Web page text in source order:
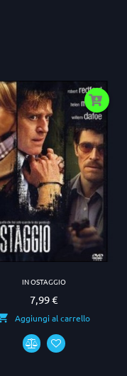
IN OSTAGGIO
Prezzo
7,99 €
Aggiungi al carrello